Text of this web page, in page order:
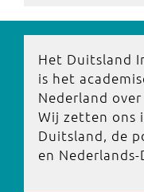
Het Duitsland
is het
Nederland
Wij zetten ons
Duitsland, de
en